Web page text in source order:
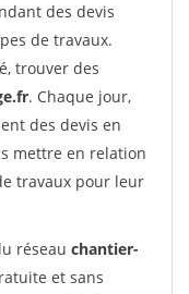
des devis
de travaux.
trouver des
. Chaque jour,
des devis en
mettre en relation
travaux pour leur
réseau chantier-
et sans